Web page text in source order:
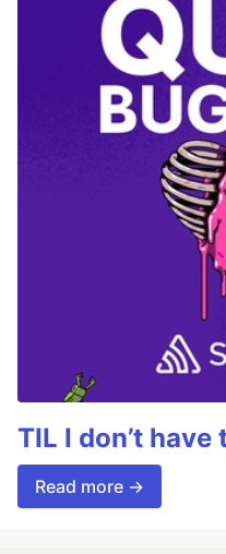
TIL I don’t
Read more →